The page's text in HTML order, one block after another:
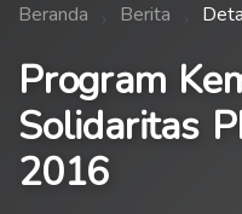
Beranda Berita
Program
Solidaritas
2016